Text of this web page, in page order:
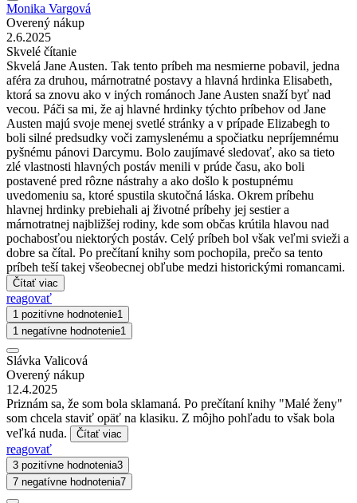
Monika Vargová
Overený nákup
2.6.2025
Skvelé čítanie
Skvelá Jane Austen. Tak tento príbeh ma nesmierne pobavil, jedna
aféra za druhou, márnotratné postavy a hlavná hrdinka Elisabeth,
ktorá sa znovu ako v iných románoch Jane Austen snaží byť nad
vecou. Páči sa mi, že aj hlavné hrdinky týchto príbehov od Jane
Austen majú svoje menej svetlé stránky a v prípade Elizabegh to
boli silné predsudky voči zamyslenému a spočiatku nepríjemnému
pyšnému pánovi Darcymu. Bolo zaujímavé sledovať, ako sa tieto
zlé vlastnosti hlavných postáv menili v prúde času, ako boli
postavené pred rôzne nástrahy a ako došlo k postupnému
uvedomeniu sa, ktoré spustila skutočná láska. Okrem príbehu
hlavnej hrdinky prebiehali aj životné príbehy jej sestier a
márnotratnej najbližšej rodiny, kde som občas krútila hlavou nad
pochabosťou niektorých postáv. Celý príbeh bol však veľmi svieži a
dobre sa čítal. Po prečítaní knihy som pochopila, prečo sa tento
príbeh teší takej všeobecnej obľube medzi historickými romancami.
Čítať viac
reagovať
1 pozitívne hodnotenie1
1 negatívne hodnotenie1
Slávka Valicová
Overený nákup
12.4.2025
Priznám sa, že som bola sklamaná. Po prečítaní knihy "Malé ženy"
som chcela staviť opäť na klasiku. Z môjho pohľadu to však bola
veľká nuda.
Čítať viac
reagovať
3 pozitívne hodnotenia3
7 negatívne hodnotenia7